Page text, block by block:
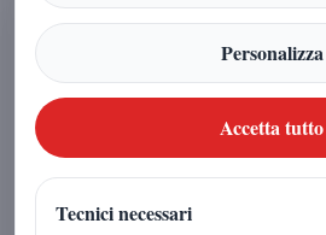
Arnaldo Gadola,
percorso culturale
17 aprile 2026
Personalizza
Accetta tutto
Tecnici necessari